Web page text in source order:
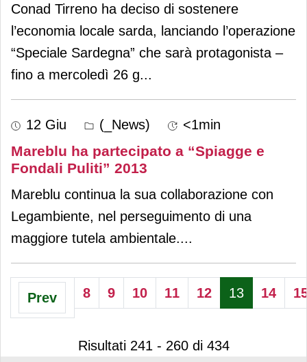
Conad Tirreno ha deciso di sostenere
l’economia locale sarda, lanciando l’operazione
“Speciale Sardegna” che sarà protagonista –
fino a mercoledì 26 g...
12 Giu (_News) <1min
Mareblu ha partecipato a “Spiagge e
Fondali Puliti” 2013
Mareblu continua la sua collaborazione con
Legambiente, nel perseguimento di una
maggiore tutela ambientale....
Prev 8 9 10 11 12 13 14
Risultati 241 - 260 di 434